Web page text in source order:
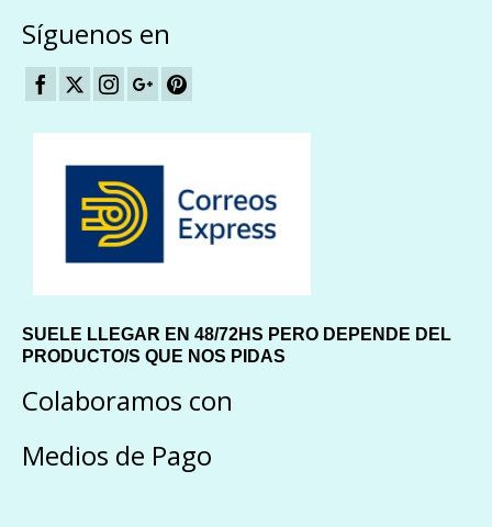
Síguenos en
SUELE LLEGAR EN 48/72HS PERO DEPENDE DEL
PRODUCTO/S QUE NOS PIDAS
Colaboramos con
Medios de Pago